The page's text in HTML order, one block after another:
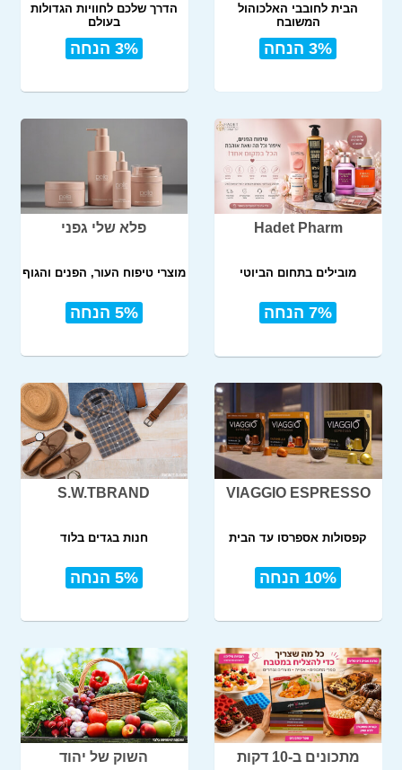
הבית לחובבי האלכוהול
המשובח
3% הנחה
הדרך שלכם לחוויות הגדולות
בעולם
3% הנחה
Hadet Pharm
מובילים בתחום הביוטי
7% הנחה
פלא שלי גפני
מוצרי טיפוח העור, הפנים והגוף
5% הנחה
VIAGGIO ESPRESSO
קפסולות אספרסו עד הבית
10% הנחה
S.W.TBRAND
חנות בגדים בלוד
5% הנחה
מתכונים ב-10 דקות השוק של יהוד